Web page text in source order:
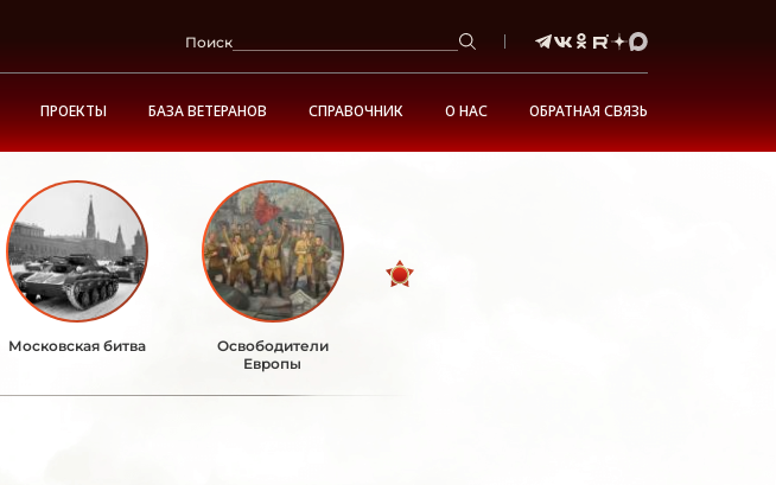
Поиск
ПРОЕКТЫ БАЗА ВЕТЕРАНОВ СПРАВОЧНИК О НАС ОБРАТНАЯ СВЯЗЬ
Московская битва
Освободители
Европы